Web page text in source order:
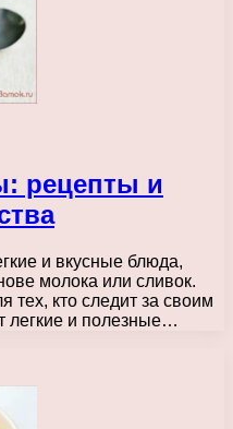
рецепты и
и вкусные блюда,
молока или сливок.
тех, кто следит за своим
легкие и полезные…